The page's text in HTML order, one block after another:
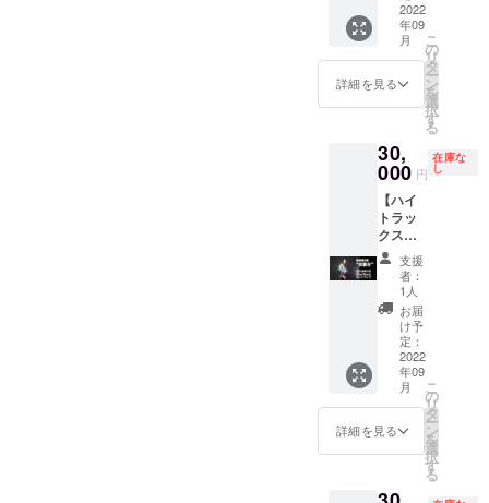
最初、
もしく
は最後
にロケ
地提供
会社名
を掲載
いたし
ます。
備考欄
へ ・４
時間ほ
どフ
リーで
お店を
使える
日をお
知らせ
くださ
い。 ・
店名、
会社名
テージ
で着用
しまし
た衣装
をご支
援者様
へご提
しま
す。
NO.02
2020年
12月 鳴
門文化
会館に
て開催
したオ
ンライ
ンワン
マンラ
イブ着
用衣
装。 ハ
イト本
人に
ある衣
2022
年09
月
詳細を見る
こ
の
リ
タ
ー
ン
を
選
択
す
る
30,
000 円
在庫な
し
【ハイ
トラッ
クスス
タジオ
断捨離
企画】
ハイト
が撮影
やス
テージ
で着用
しまし
た衣装
をご支
援者様
へご提
しま
支援
者：
1人
お届
け予
定：
2022
年09
月
詳細を見る
こ
の
リ
タ
ー
ン
を
選
択
す
る